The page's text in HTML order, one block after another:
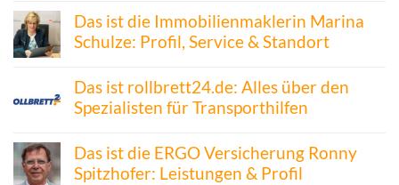
Das ist die Immobilienmaklerin Marina
Schulze: Profil, Service & Standort
Das ist rollbrett24.de: Alles über den
Spezialisten für Transporthilfen
Das ist die ERGO Versicherung Ronny
Spitzhofer: Leistungen & Profil